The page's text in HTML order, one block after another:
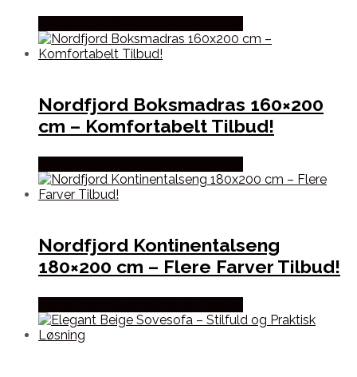
Nordfjord Boksmadras 160×200
cm – Komfortabelt Tilbud!
Nordfjord Kontinentalseng
180×200 cm – Flere Farver Tilbud!